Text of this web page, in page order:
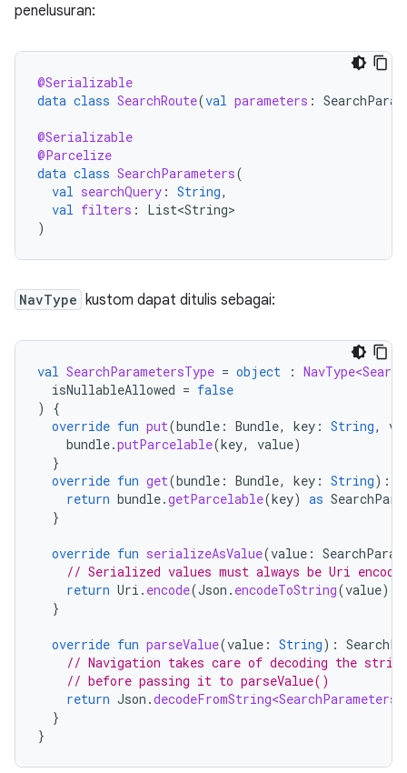
penelusuran:
@Serializable
data class SearchRoute(val parameters :
@Serializable
@Parcelize
data class SearchParameters(
val searchQuery : String,
val filters :
List<String>
)
NavType kustom dapat ditulis sebagai:
val SearchParametersType = object :
isNullableAllowed = false
)
{
override fun put(bundle : Bundle, key : String,
bundle.putParcelable(key, value)
}
override fun get(bundle : Bundle, key : String):
return bundle.getParcelable(key) as
}
override fun serializeAsValue(value :
// Serialized values must always be Uri
return Uri . encode(Json . encodeToString(value))
}
override fun parseValue(value : String):
// Navigation takes care of decoding the string
// before passing it to parseValue()
return Json .decodeFromString<SearchParameters>
}
}